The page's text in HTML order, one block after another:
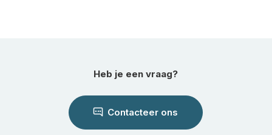
Heb je een vraag?
Contacteer ons